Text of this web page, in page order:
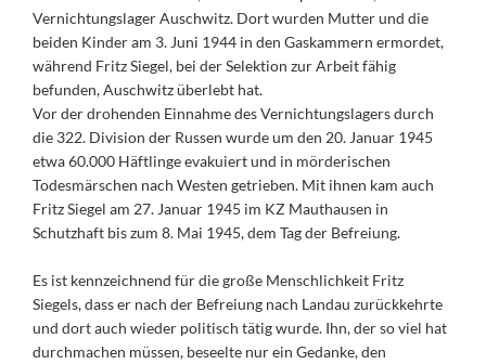
Vernichtungslager Auschwitz. Dort wurden Mutter und die
beiden Kinder am 3. Juni 1944 in den Gaskammern ermordet,
während Fritz Siegel, bei der Selektion zur Arbeit fähig
befunden, Auschwitz überlebt hat.
Vor der drohenden Einnahme des Vernichtungslagers durch
die 322. Division der Russen wurde um den 20. Januar 1945
etwa 60.000 Häftlinge evakuiert und in mörderischen
Todesmärschen nach Westen getrieben. Mit ihnen kam auch
Fritz Siegel am 27. Januar 1945 im KZ Mauthausen in
Schutzhaft bis zum 8. Mai 1945, dem Tag der Befreiung.
Es ist kennzeichnend für die große Menschlichkeit Fritz
Siegels, dass er nach der Befreiung nach Landau zurückkehrte
und dort auch wieder politisch tätig wurde. Ihn, der so viel hat
durchmachen müssen, beseelte nur ein Gedanke, den